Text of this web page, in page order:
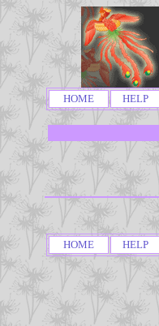
HOME HELP
HOME HELP